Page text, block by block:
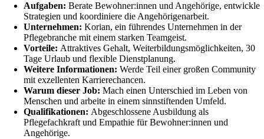
Aufgaben: Berate Bewohner:innen und Angehörige, entwickle
Strategien und koordiniere die Angehörigenarbeit.
Unternehmen: Korian, ein führendes Unternehmen in der
Pflegebranche mit einem starken Teamgeist.
Vorteile: Attraktives Gehalt, Weiterbildungsmöglichkeiten, 30
Tage Urlaub und flexible Dienstplanung.
Weitere Informationen: Werde Teil einer großen Community
mit exzellenten Karrierechancen.
Warum dieser Job: Mach einen Unterschied im Leben von
Menschen und arbeite in einem sinnstiftenden Umfeld.
Qualifikationen: Abgeschlossene Ausbildung als
Pflegefachkraft und Empathie für Bewohner:innen und
Angehörige.